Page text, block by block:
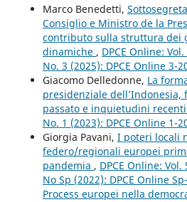
Marco Benedetti,
Consiglio e Ministro de la
contributo sulla struttura dei
dinamiche , DPCE Online:
No. 3 (2025): DPCE Online 3-
Giacomo Delledonne, La
presidenziale
passato e inquietudini recenti
No. 1 (2023): DPCE Online 1-
Giorgia Pavani, I poteri locali
federo/regionali europei
pandemia , DPCE Online:
No Sp (2022): DPCE Online
Process europei nella